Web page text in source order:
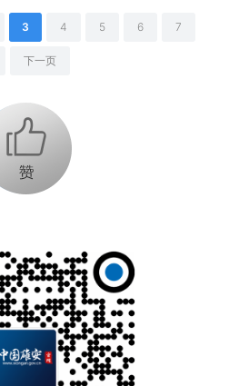
3 4 5 6 7
下一页
+1